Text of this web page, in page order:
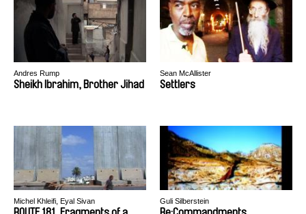
Andres Rump
Sheikh Ibrahim, Brother Jihad
Sean McAllister
Settlers
Michel Khleifi, Eyal Sivan Guli Silberstein